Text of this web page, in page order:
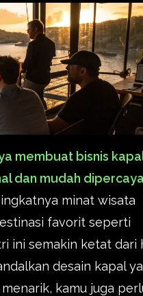
membuat bisnis
dan mudah
minat wisata
favorit seperti
ini semakin ketat dari
desain kapal
kamu juga